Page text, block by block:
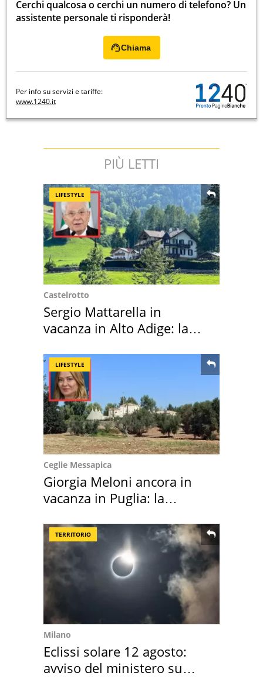
Cerchi qualcosa o cerchi un numero di telefono? Un
assistente personale ti risponderà!
Chiama
Per info su servizi e tariffe:
www.1240.it
PIÙ LETTI
LIFESTYLE
Castelrotto
Sergio Mattarella in
vacanza in Alto Adige: la
LIFESTYLE
Ceglie Messapica
Giorgia Meloni ancora in
vacanza in Puglia: la
TERRITORIO
Milano
Eclissi solare 12 agosto:
avviso del ministero su